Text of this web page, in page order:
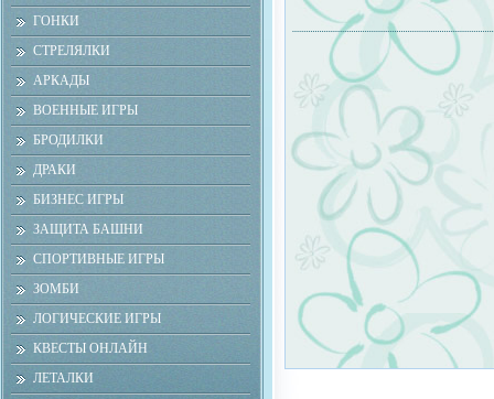
ГОНКИ
СТРЕЛЯЛКИ
АРКАДЫ
ВОЕННЫЕ ИГРЫ
БРОДИЛКИ
ДРАКИ
БИЗНЕС ИГРЫ
ЗАЩИТА БАШНИ
СПОРТИВНЫЕ ИГРЫ
ЗОМБИ
ЛОГИЧЕСКИЕ ИГРЫ
КВЕСТЫ ОНЛАЙН
ЛЕТАЛКИ